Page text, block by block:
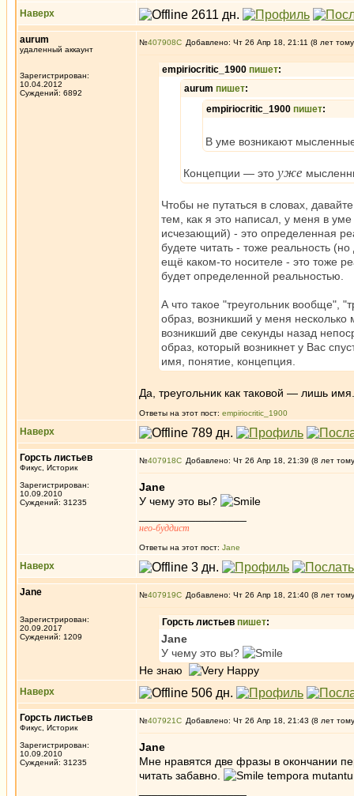
Наверх
aurum
удаленный аккаунт
Зарегистрирован:
10.04.2012
Суждений: 6892
№407908 Добавлено: Чт 26 Апр 18, 21:11 (8 лет
empiriocritic_1900 пишет:
aurum пишет:
empiriocritic_1900 пишет:
В уме возникают
Концепции — это уже
Чтобы не путаться в словах,
тем, как я это написал, у меня в
исчезающий) - это определенная
будете читать - тоже реальность
ещё каком-то носителе - это тоже
будет определенной реальностью.
А что такое "треугольник вообще",
образ, возникший у меня
возникший две секунды назад
образ, который возникнет у Вас
имя, понятие, концепция.
Да, треугольник как таковой — лишь
Ответы на этот пост: empiriocritic_1900
Наверх
Горсть листьев
Фикус, Историк
Зарегистрирован:
10.09.2010
Суждений: 31235
№407918 Добавлено: Чт 26 Апр 18, 21:39 (8 лет
Jane
У чему это вы?
нео-буддист
Ответы на этот пост: Jane
Наверх
Jane
Зарегистрирован:
20.09.2017
Суждений: 1209
№407919 Добавлено: Чт 26 Апр 18, 21:40 (8 лет
Горсть листьев пишет:
Jane
У чему это вы?
Не знаю
Наверх
Горсть листьев
Фикус, Историк
Зарегистрирован:
10.09.2010
Суждений: 31235
№407921 Добавлено: Чт 26 Апр 18, 21:43 (8 лет
Jane
Мне нравятся две фразы в окончании
читать забавно.
tempora